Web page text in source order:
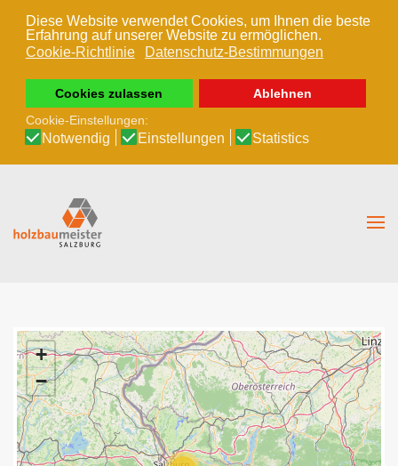
Diese Website verwendet Cookies, um Ihnen die beste
Erfahrung auf unserer Website zu ermöglichen.
Cookie-Richtlinie
Datenschutz-Bestimmungen
Cookies zulassen
Ablehnen
Cookie-Einstellungen:
Notwendig Einstellungen Statistics
Zum Hauptinhalt springen
+
−